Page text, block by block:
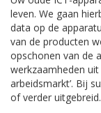
leven. We gaan
data op de
van de producten
opschonen van de
werkzaamheden
arbeidsmarkt’. Bij
of verder uitgebreid.